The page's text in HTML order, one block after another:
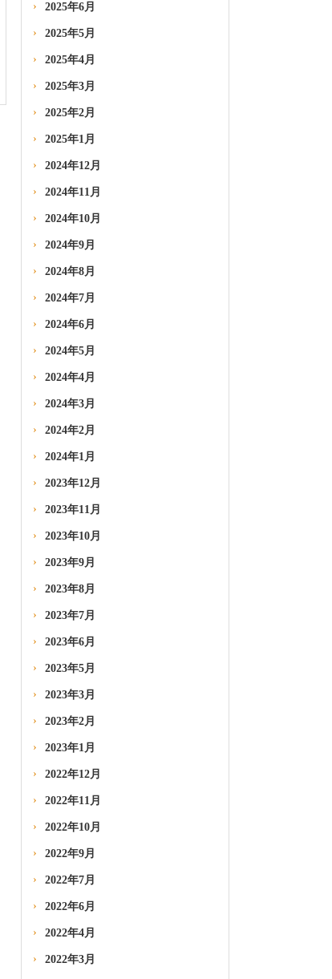
2025年6月
2025年5月
2025年4月
2025年3月
2025年2月
2025年1月
2024年12月
2024年11月
2024年10月
2024年9月
2024年8月
2024年7月
2024年6月
2024年5月
2024年4月
2024年3月
2024年2月
2024年1月
2023年12月
2023年11月
2023年10月
2023年9月
2023年8月
2023年7月
2023年6月
2023年5月
2023年3月
2023年2月
2023年1月
2022年12月
2022年11月
2022年10月
2022年9月
2022年7月
2022年6月
2022年4月
2022年3月